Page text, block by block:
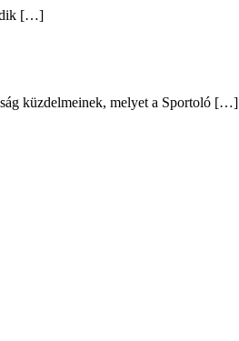
[…]
küzdelmeinek, melyet a Sportoló […]